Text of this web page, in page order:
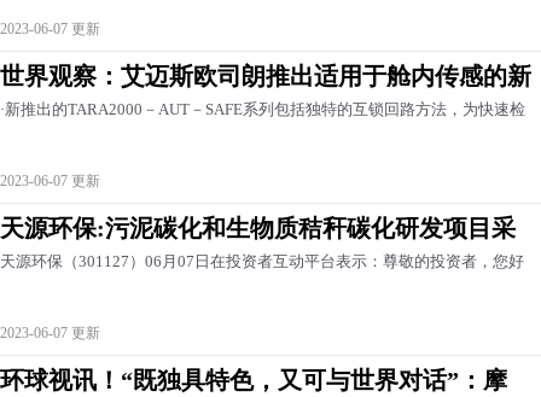
2023-06-07 更新
世界观察：艾迈斯欧司朗推出适用于舱内传感的新
·新推出的TARA2000－AUT－SAFE系列包括独特的互锁回路方法，为快速检
2023-06-07 更新
天源环保:污泥碳化和生物质秸秆碳化研发项目采
天源环保（301127）06月07日在投资者互动平台表示：尊敬的投资者，您好
2023-06-07 更新
环球视讯！“既独具特色，又可与世界对话”：摩